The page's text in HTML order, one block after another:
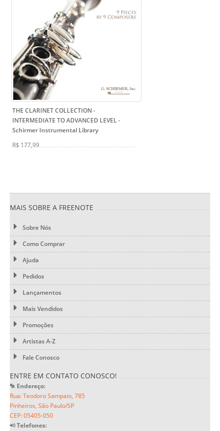
THE CLARINET COLLECTION -
INTERMEDIATE TO ADVANCED LEVEL-
Schirmer Instrumental Library
R$ 177,99
MAIS SOBRE A FREENOTE
Sobre Nós
Como Comprar
Ajuda
Pedidos
Lançamentos
Mais Vendidos
Promoções
Artistas A-Z
Fale Conosco
ENTRE EM CONTATO CONOSCO!
Endereço:
Rua: Teodoro Sampaio, 785
Pinheiros, São Paulo/SP
CEP: 05405-050
Telefones: